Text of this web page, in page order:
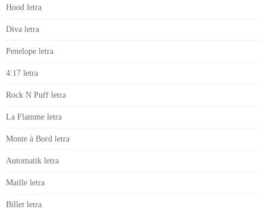
Hood letra
Diva letra
Penelope letra
4:17 letra
Rock N Puff letra
La Flamme letra
Monte à Bord letra
Automatik letra
Maille letra
Billet letra